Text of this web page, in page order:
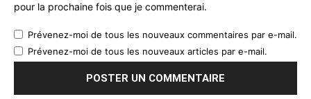
pour la prochaine fois que je commenterai.
Prévenez-moi de tous les nouveaux commentaires par e-mail.
Prévenez-moi de tous les nouveaux articles par e-mail.